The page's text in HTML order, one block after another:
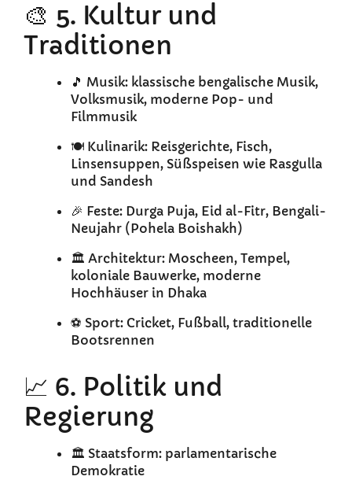
🎨 5. Kultur und
Traditionen
🎵 Musik: klassische bengalische Musik,
Volksmusik, moderne Pop- und
Filmmusik
🍽️ Kulinarik: Reisgerichte, Fisch,
Linsensuppen, Süßspeisen wie Rasgulla
und Sandesh
🎉 Feste: Durga Puja, Eid al-Fitr, Bengali-
Neujahr (Pohela Boishakh)
🏛️ Architektur: Moscheen, Tempel,
koloniale Bauwerke, moderne
Hochhäuser in Dhaka
⚽ Sport: Cricket, Fußball, traditionelle
Bootsrennen
📈 6. Politik und
Regierung
🏛️ Staatsform: parlamentarische
Demokratie